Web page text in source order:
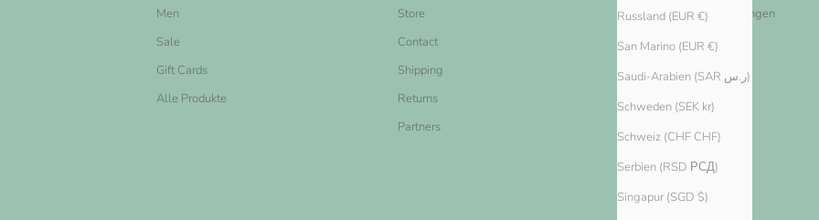
Russland (EUR €)
San Marino (EUR €)
Saudi-Arabien (SAR ر.س)
Schweden (SEK kr)
Schweiz (CHF CHF)
Serbien (RSD РСД)
Singapur (SGD $)
Men
Sale
Gift Cards
Alle Produkte
Store
Contact
Shipping
Returns
Partners
Datenschutz-Bestimmungen
Widerrufsbelehrung
Widerrufsformular